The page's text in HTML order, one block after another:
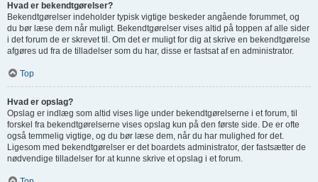
Hvad er bekendtgørelser?
Bekendtgørelser indeholder typisk vigtige beskeder angående forummet, og
du bør læse dem når muligt. Bekendtgørelser vises altid på toppen af alle sider
i det forum de er skrevet til. Om det er muligt for dig at skrive en bekendtgørelse
afgøres ud fra de tilladelser som du har, disse er fastsat af en administrator.
Top
Hvad er opslag?
Opslag er indlæg som altid vises lige under bekendtgørelserne i et forum, til
forskel fra bekendtgørelserne vises opslag kun på den første side. De er ofte
også temmelig vigtige, og du bør læse dem, når du har mulighed for det.
Ligesom med bekendtgørelser er det boardets administrator, der fastsætter de
nødvendige tilladelser for at kunne skrive et opslag i et forum.